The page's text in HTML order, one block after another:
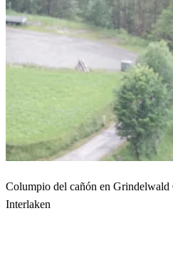
Columpio del cañón en Grindelwald
Interlaken